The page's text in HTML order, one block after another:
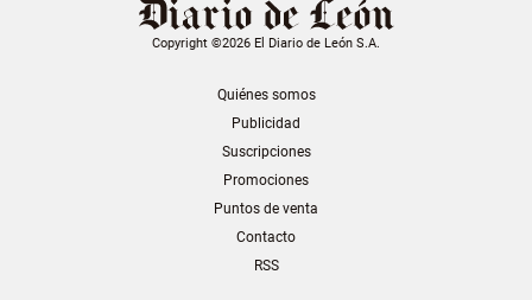
Copyright ©2026 El Diario de León S.A.
Quiénes somos
Publicidad
Suscripciones
Promociones
Puntos de venta
Contacto
RSS